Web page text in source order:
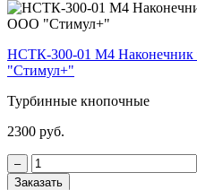
НСТК-300-01 М4
"Стимул+"
Турбинные кнопочные
2300 руб.
‒
Заказать